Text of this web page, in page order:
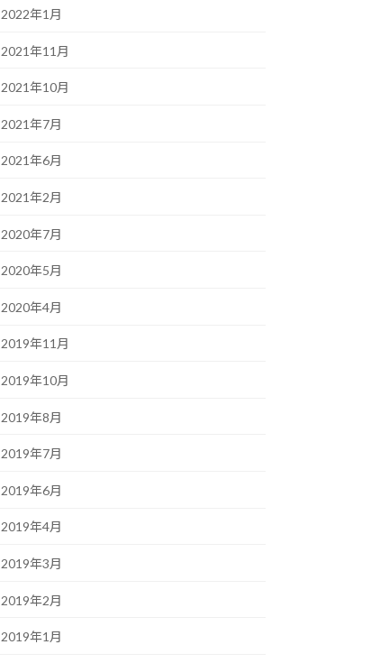
2022年1月
2021年11月
2021年10月
2021年7月
2021年6月
2021年2月
2020年7月
2020年5月
2020年4月
2019年11月
2019年10月
2019年8月
2019年7月
2019年6月
2019年4月
2019年3月
2019年2月
2019年1月